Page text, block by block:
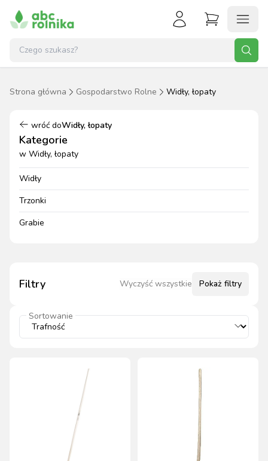
Strona główna Gospodarstwo Rolne Widły, łopaty
wróć doWidły, łopaty
Kategorie
w Widły, łopaty
Widły
Trzonki
Grabie
Filtry Wyczyść wszystkie Pokaż filtry
Sortowanie